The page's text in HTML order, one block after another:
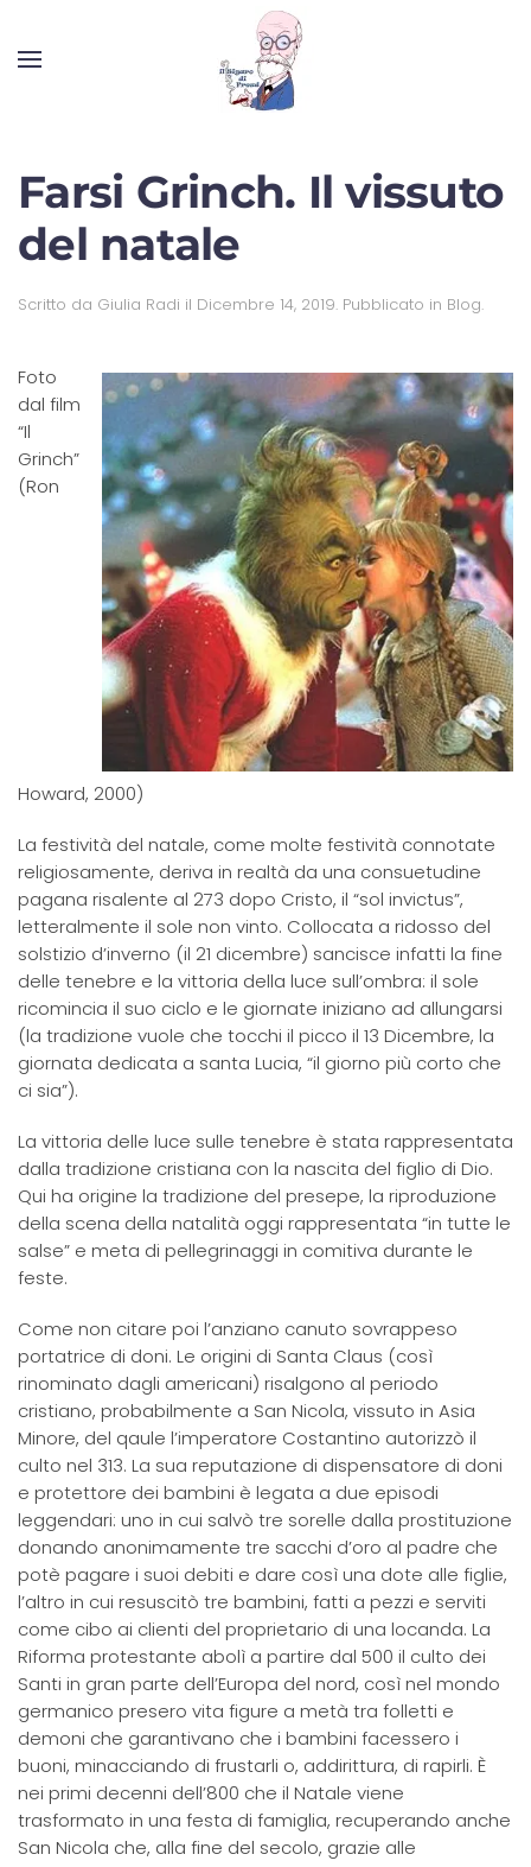
Farsi Grinch. Il vissuto
del natale
Scritto da Giulia Radi il Dicembre 14, 2019. Pubblicato in Blog.
Foto
dal film
“Il
Grinch”
(Ron
Howard, 2000)
La festività del natale, come molte festività connotate
religiosamente, deriva in realtà da una consuetudine
pagana risalente al 273 dopo Cristo, il “sol invictus”,
letteralmente il sole non vinto. Collocata a ridosso del
solstizio d’inverno (il 21 dicembre) sancisce infatti la fine
delle tenebre e la vittoria della luce sull’ombra: il sole
ricomincia il suo ciclo e le giornate iniziano ad allungarsi
(la tradizione vuole che tocchi il picco il 13 Dicembre, la
giornata dedicata a santa Lucia, “il giorno più corto che
ci sia”).
La vittoria delle luce sulle tenebre è stata rappresentata
dalla tradizione cristiana con la nascita del figlio di Dio.
Qui ha origine la tradizione del presepe, la riproduzione
della scena della natalità oggi rappresentata “in tutte le
salse” e meta di pellegrinaggi in comitiva durante le
feste.
Come non citare poi l’anziano canuto sovrappeso
portatrice di doni. Le origini di Santa Claus (così
rinominato dagli americani) risalgono al periodo
cristiano, probabilmente a San Nicola, vissuto in Asia
Minore, del qaule l’imperatore Costantino autorizzò il
culto nel 313. La sua reputazione di dispensatore di doni
e protettore dei bambini è legata a due episodi
leggendari: uno in cui salvò tre sorelle dalla prostituzione
donando anonimamente tre sacchi d’oro al padre che
potè pagare i suoi debiti e dare così una dote alle figlie,
l’altro in cui resuscitò tre bambini, fatti a pezzi e serviti
come cibo ai clienti del proprietario di una locanda. La
Riforma protestante abolì a partire dal 500 il culto dei
Santi in gran parte dell’Europa del nord, così nel mondo
germanico presero vita figure a metà tra folletti e
demoni che garantivano che i bambini facessero i
buoni, minacciando di frustarli o, addirittura, di rapirli. È
nei primi decenni dell’800 che il Natale viene
trasformato in una festa di famiglia, recuperando anche
San Nicola che, alla fine del secolo, grazie alle